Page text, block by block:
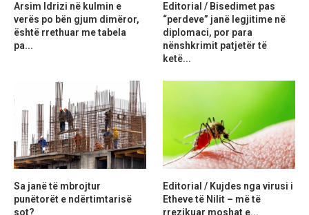
Arsim Idrizi në kulmin e
verës po bën gjum dimëror,
është rrethuar me tabela
pa...
Editorial / Bisedimet pas
“perdeve” janë legjitime në
diplomaci, por para
nënshkrimit patjetër të
ketë...
Sa janë të mbrojtur
punëtorët e ndërtimtarisë
sot?
Editorial / Kujdes nga virusi i
Etheve të Nilit – më të
rrezikuar moshat e...